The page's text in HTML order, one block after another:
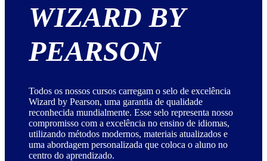
WIZARD BY
PEARSON
Todos os nossos cursos carregam o selo de excelência
Wizard by Pearson, uma garantia de qualidade
reconhecida mundialmente. Esse selo representa nosso
compromisso com a excelência no ensino de idiomas,
utilizando métodos modernos, materiais atualizados e
uma abordagem personalizada que coloca o aluno no
centro do aprendizado.